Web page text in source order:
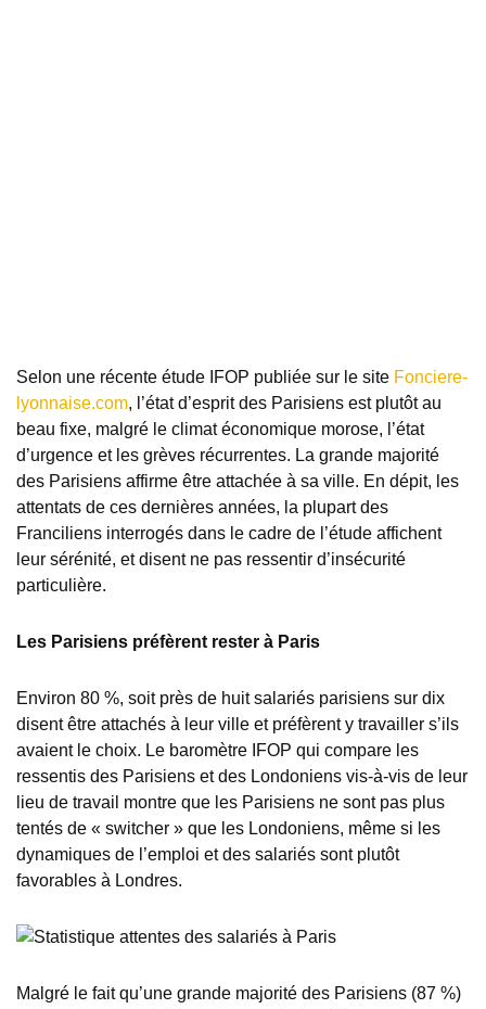
Selon une récente étude IFOP publiée sur le site Fonciere-
lyonnaise.com, l’état d’esprit des Parisiens est plutôt au
beau fixe, malgré le climat économique morose, l’état
d’urgence et les grèves récurrentes. La grande majorité
des Parisiens affirme être attachée à sa ville. En dépit, les
attentats de ces dernières années, la plupart des
Franciliens interrogés dans le cadre de l’étude affichent
leur sérénité, et disent ne pas ressentir d’insécurité
particulière.
Les Parisiens préfèrent rester à Paris
Environ 80 %, soit près de huit salariés parisiens sur dix
disent être attachés à leur ville et préfèrent y travailler s’ils
avaient le choix. Le baromètre IFOP qui compare les
ressentis des Parisiens et des Londoniens vis-à-vis de leur
lieu de travail montre que les Parisiens ne sont pas plus
tentés de « switcher » que les Londoniens, même si les
dynamiques de l’emploi et des salariés sont plutôt
favorables à Londres.
Malgré le fait qu’une grande majorité des Parisiens (87 %)